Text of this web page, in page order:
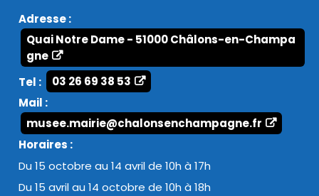
Adresse :
Quai Notre Dame - 51000 Châlons-en-Champa
gne
Tel :
03 26 69 38 53
Mail :
musee.mairie@chalonsenchampagne.fr
Horaires :
Du 15 octobre au 14 avril de 10h à 17h
Du 15 avril au 14 octobre de 10h à 18h